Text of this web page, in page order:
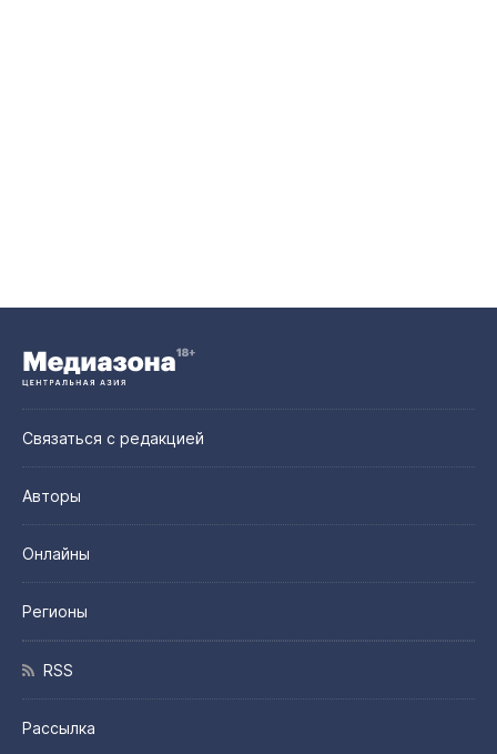
Связаться с редакцией
Авторы
Онлайны
Регионы
RSS
Рассылка